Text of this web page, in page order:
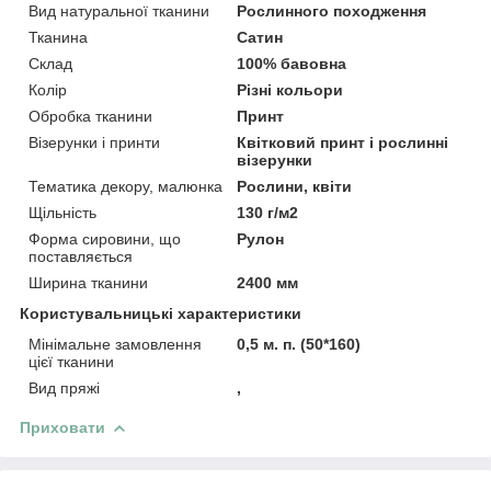
Вид натуральної тканини
Рослинного походження
Тканина
Сатин
Склад
100% бавовна
Колір
Різні кольори
Обробка тканини
Принт
Візерунки і принти
Квітковий принт і рослинні
візерунки
Тематика декору, малюнка
Рослини, квіти
Щільність
130 г/м2
Форма сировини, що
поставляється
Рулон
Ширина тканини
2400 мм
Користувальницькі характеристики
Мінімальне замовлення
цієї тканини
0,5 м. п. (50*160)
Вид пряжі ,
Приховати